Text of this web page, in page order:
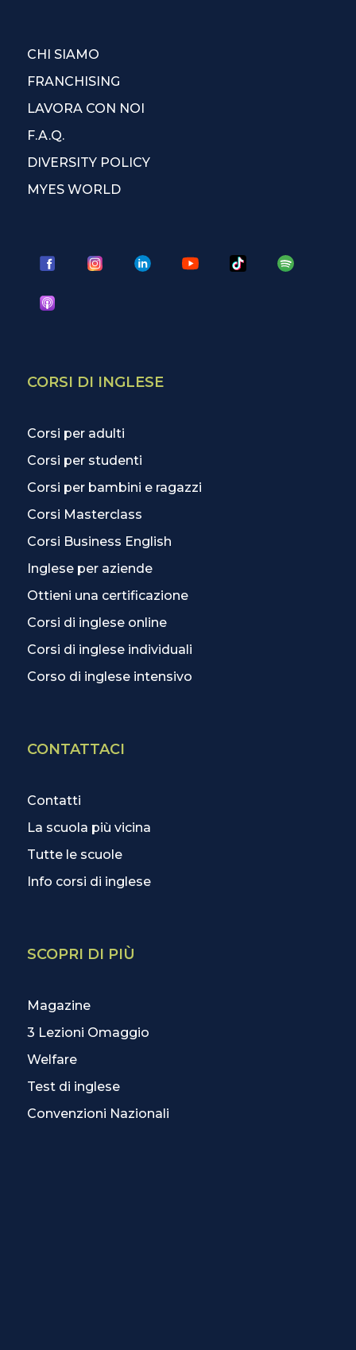
CHI SIAMO
FRANCHISING
LAVORA CON NOI
F.A.Q.
DIVERSITY POLICY
MYES WORLD
CORSI DI INGLESE
Corsi per adulti
Corsi per studenti
Corsi per bambini e ragazzi
Corsi Masterclass
Corsi Business English
Inglese per aziende
Ottieni una certificazione
Corsi di inglese online
Corsi di inglese individuali
Corso di inglese intensivo
CONTATTACI
Contatti
La scuola più vicina
Tutte le scuole
Info corsi di inglese
SCOPRI DI PIÙ
Magazine
3 Lezioni Omaggio
Welfare
Test di inglese
Convenzioni Nazionali